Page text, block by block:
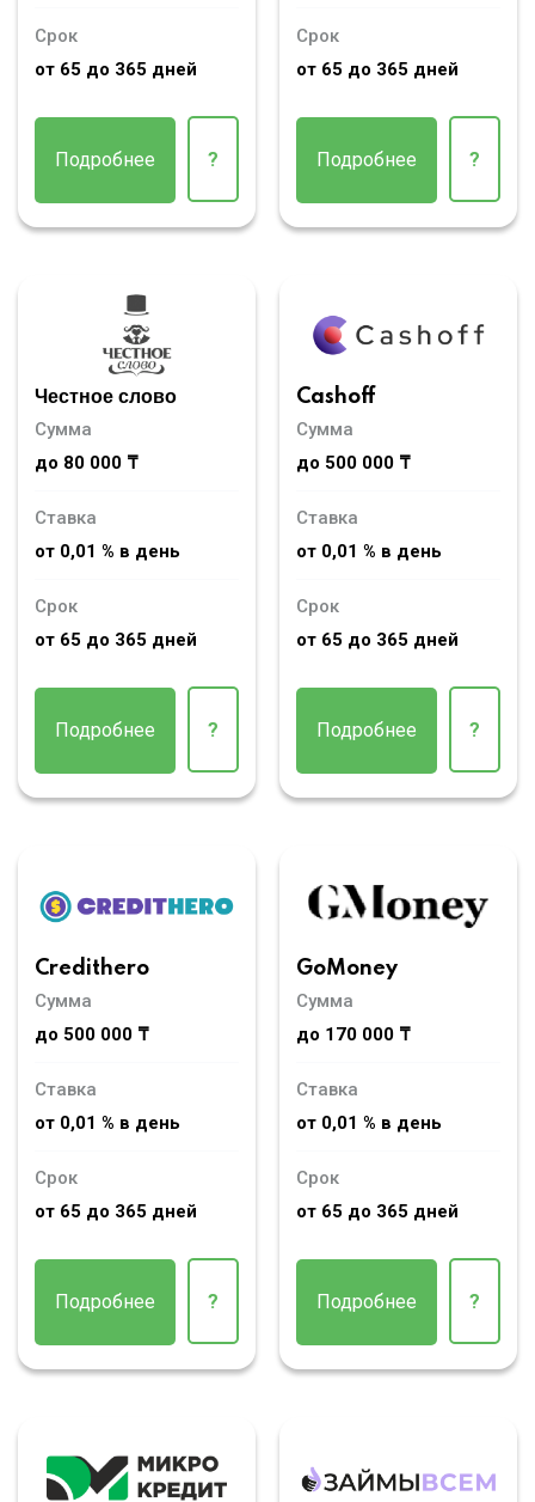
Срок
от 65 до 365 дней
Подробнее ?
Срок
от 65 до 365 дней
Подробнее ?
Честное слово
Сумма
до 80 000 ₸
Ставка
от 0,01 % в день
Срок
от 65 до 365 дней
Подробнее ?
Cashoff
Сумма
до 500 000 ₸
Ставка
от 0,01 % в день
Срок
от 65 до 365 дней
Подробнее ?
Credithero
Сумма
до 500 000 ₸
Ставка
от 0,01 % в день
Срок
от 65 до 365 дней
Подробнее ?
GoMoney
Сумма
до 170 000 ₸
Ставка
от 0,01 % в день
Срок
от 65 до 365 дней
Подробнее ?